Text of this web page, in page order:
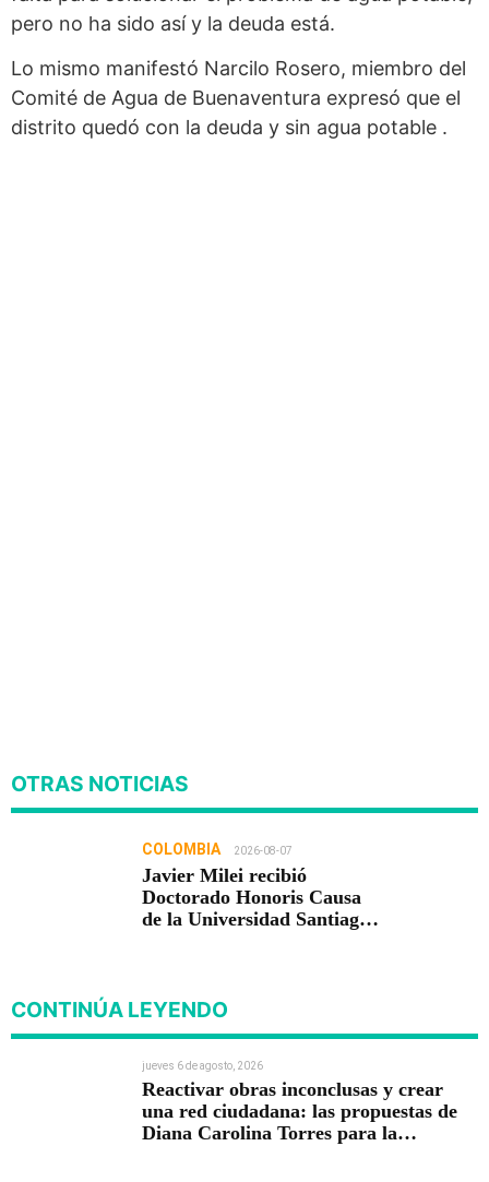
pero no ha sido así y la deuda está.
Lo mismo manifestó Narcilo Rosero, miembro del
Comité de Agua de Buenaventura expresó que el
distrito quedó con la deuda y sin agua potable .
OTRAS NOTICIAS
COLOMBIA 2026-08-07
Javier Milei recibió
Doctorado Honoris Causa
de la Universidad Santiago
CONTINÚA LEYENDO
jueves 6 de agosto, 2026
Reactivar obras inconclusas y crear
una red ciudadana: las propuestas de
Diana Carolina Torres para la